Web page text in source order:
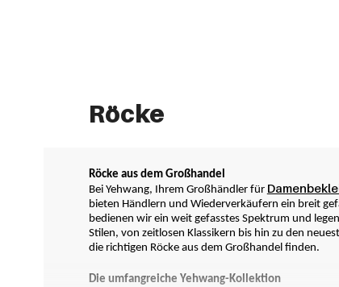
Röcke
Röcke aus dem Großhandel
Bei Yehwang, Ihrem Großhändler für
bieten Händlern und Wiederverkäufern ein breit
bedienen wir ein weit gefasstes Spektrum und
Stilen, von zeitlosen Klassikern bis hin zu den
die richtigen Röcke aus dem Großhandel finden.
Die umfangreiche Yehwang-Kollektion